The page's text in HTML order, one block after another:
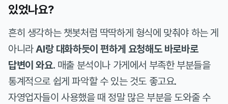
있었나요?
흔히 생각하는 챗봇처럼 딱딱하게 형식에 맞춰야 하는 게
아니라 AI랑 대화하듯이 편하게 요청해도 바로바로
답변이 와요. 매출 분석이나 가게에서 부족한 부분들을
통계적으로 쉽게 파악할 수 있는 것도 좋고요.
자영업자들이 사용했을 때 정말 많은 부분을 도와줄 수